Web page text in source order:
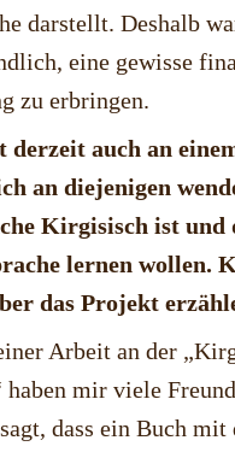
darstellt. Deshalb
eine gewisse
zu erbringen.
derzeit auch an
an diejenigen
Kirgisisch ist und
lernen wollen.
das Projekt
Arbeit an der
mir viele
dass ein Buch mit